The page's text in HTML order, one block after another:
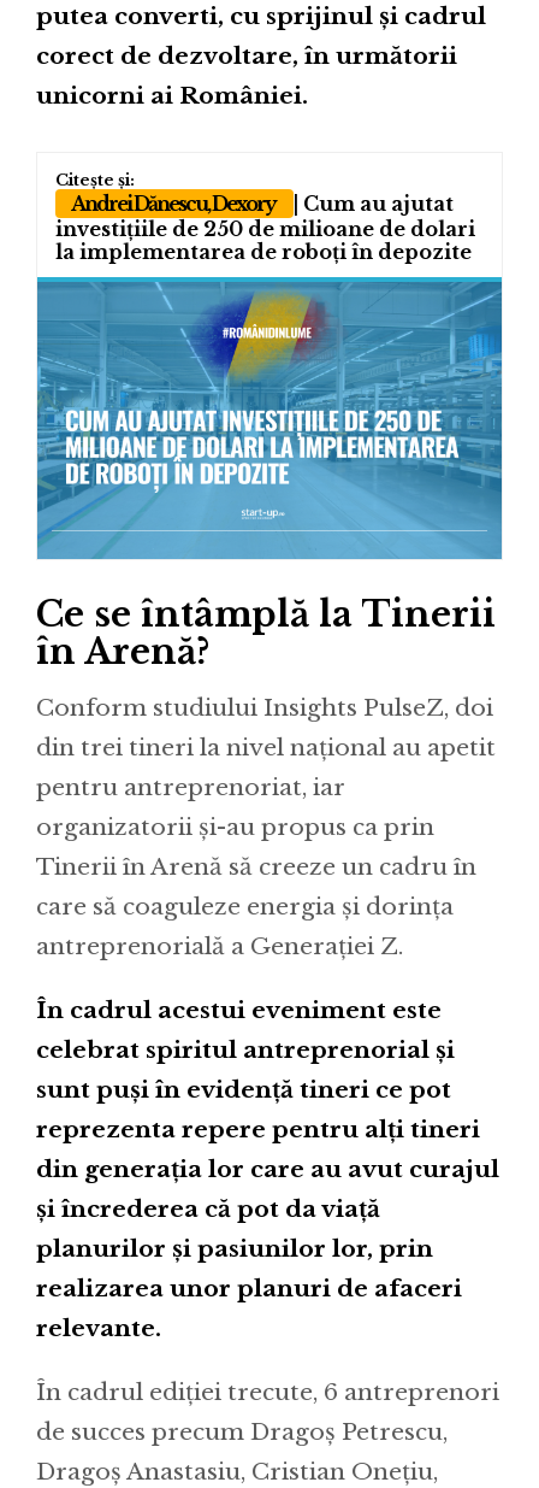
putea converti, cu sprijinul și cadrul
corect de dezvoltare, în următorii
unicorni ai României.
Andrei Dănescu, Dexory
| Cum au ajutat
investițiile de 250 de milioane de dolari
la implementarea de roboți în depozite
Ce se întâmplă la Tinerii
în Arenă?
Conform studiului Insights PulseZ, doi
din trei tineri la nivel național au apetit
pentru antreprenoriat, iar
organizatorii și-au propus ca prin
Tinerii în Arenă să creeze un cadru în
care să coaguleze energia și dorința
antreprenorială a Generației Z.
În cadrul acestui eveniment este
celebrat spiritul antreprenorial și
sunt puși în evidență tineri ce pot
reprezenta repere pentru alți tineri
din generația lor care au avut curajul
și încrederea că pot da viață
planurilor și pasiunilor lor, prin
realizarea unor planuri de afaceri
relevante.
În cadrul ediției trecute, 6 antreprenori
de succes precum Dragoș Petrescu,
Dragoș Anastasiu, Cristian Onețiu,